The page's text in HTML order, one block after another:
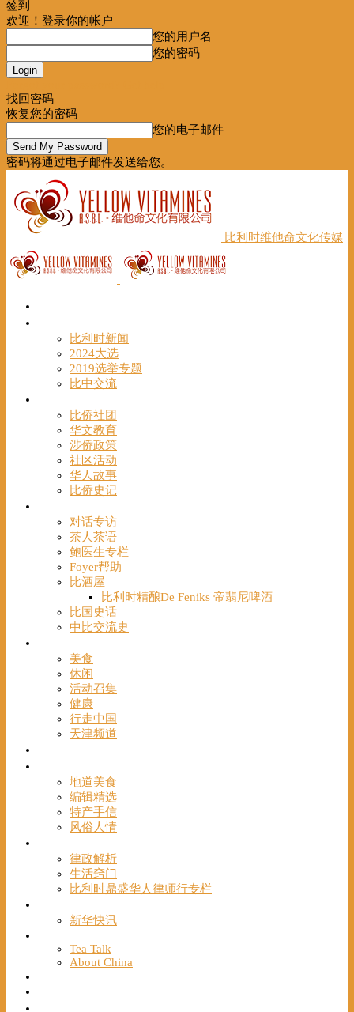
签到
欢迎！登录你的帐户
您的用户名
您的密码
找回密码
恢复您的密码
您的电子邮件
密码将通过电子邮件发送给您。
比利时维他命文化传媒
比利时新闻
2024大选
2019选举专题
比中交流
比侨社团
华文教育
涉侨政策
社区活动
华人故事
比侨史记
对话专访
茶人茶语
鲍医生专栏
Foyer帮助
比酒屋
比利时精酿De Feniks 帝翡尼啤酒
比国史话
中比交流史
美食
休闲
活动召集
健康
行走中国
天津频道
地道美食
编辑精选
特产手信
风俗人情
律政解析
生活窍门
比利时鼎盛华人律师行专栏
新华快讯
Tea Talk
About China